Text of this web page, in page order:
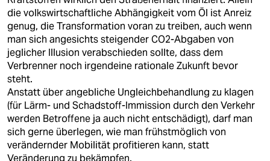
die volkswirtschaftliche Abhängigkeit vom Öl ist Anreiz
genug, die Transformation voran zu treiben, auch wenn
man sich angesichts steigender CO2-Abgaben von
jeglicher Illusion verabschieden sollte, dass dem
Verbrenner noch irgendeine rationale Zukunft bevor
steht.
Anstatt über angebliche Ungleichbehandlung zu klagen
(für Lärm- und Schadstoff-Immission durch den Verkehr
werden Betroffene ja auch nicht entschädigt), darf man
sich gerne überlegen, wie man frühstmöglich von
verändernder Mobilität profitieren kann, statt
Veränderung zu bekämpfen.